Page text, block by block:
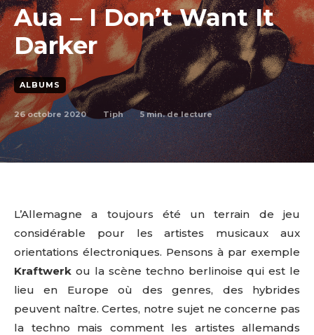
Aua – I Don’t Want It
Darker
ALBUMS
26 octobre 2020 Tiph 5min. de lecture
L’Allemagne a toujours été un terrain de jeu
considérable pour les artistes musicaux aux
orientations électroniques. Pensons à par exemple
Kraftwerk ou la scène techno berlinoise qui est le
lieu en Europe où des genres, des hybrides
peuvent naître. Certes, notre sujet ne concerne pas
la techno mais comment les artistes allemands